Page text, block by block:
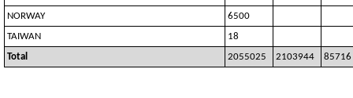
NORWAY
6500
TAIWAN
18
Total
2055025 2103944 85716